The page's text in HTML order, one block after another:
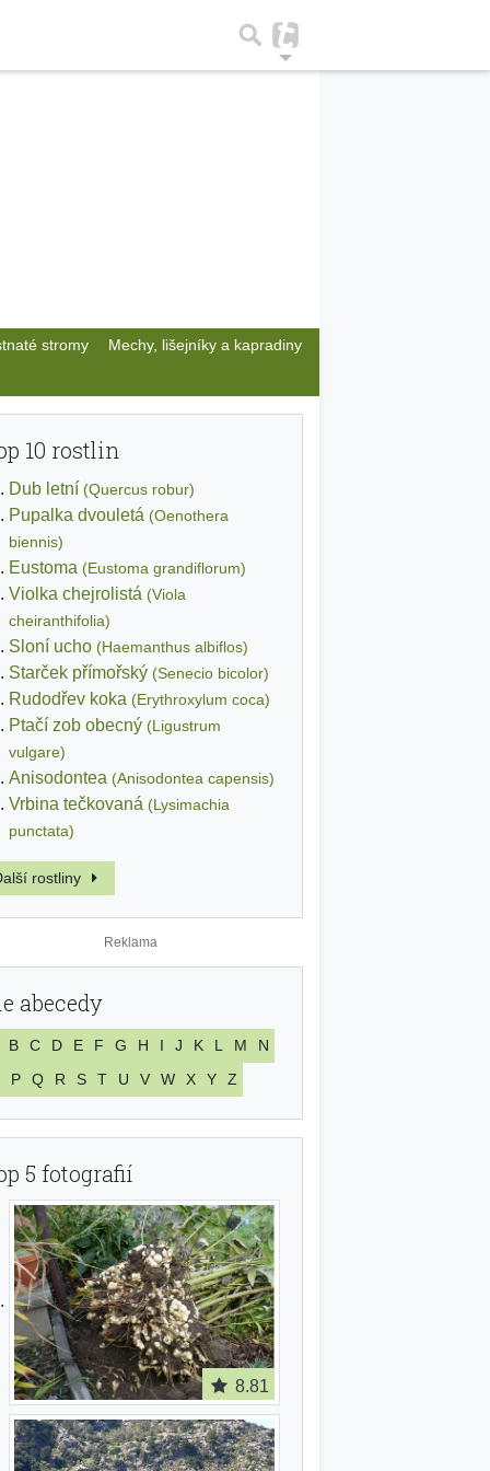
stromy Mechy, lišejníky a kapradiny
10 rostlin
Dub letní (Quercus robur)
Pupalka dvouletá (Oenothera
biennis)
Eustoma (Eustoma grandiflorum)
Violka chejrolistá (Viola
cheiranthifolia)
Sloní ucho (Haemanthus albiflos)
Starček přímořský (Senecio bicolor)
Rudodřev koka (Erythroxylum coca)
Ptačí zob obecný (Ligustrum
vulgare)
Anisodontea (Anisodontea capensis)
Vrbina tečkovaná (Lysimachia
punctata)
rostliny
abecedy
B C D E F G H I J K L M
N
P
Q R S T U V W X Y Z
5 fotografií
8.81